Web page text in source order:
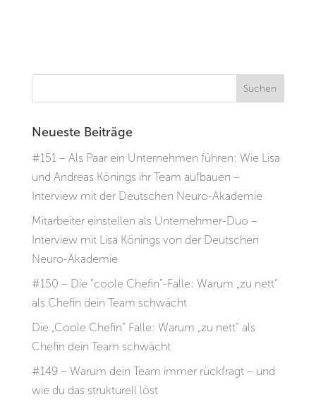
Neueste Beiträge
#151 – Als Paar ein Unternehmen führen: Wie Lisa
und Andreas Könings ihr Team aufbauen –
Interview mit der Deutschen Neuro-Akademie
Mitarbeiter einstellen als Unternehmer-Duo –
Interview mit Lisa Könings von der Deutschen
Neuro-Akademie
#150 – Die “coole Chefin”-Falle: Warum „zu nett“
als Chefin dein Team schwächt
Die „Coole Chefin“ Falle: Warum „zu nett“ als
Chefin dein Team schwächt
#149 – Warum dein Team immer rückfragt – und
wie du das strukturell löst